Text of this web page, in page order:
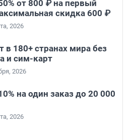
от 800 ₽ на первый
скидка 600 ₽
2026
в 180+ странах мира без
и сим-карт
2026
на один заказ до 20 000
2026